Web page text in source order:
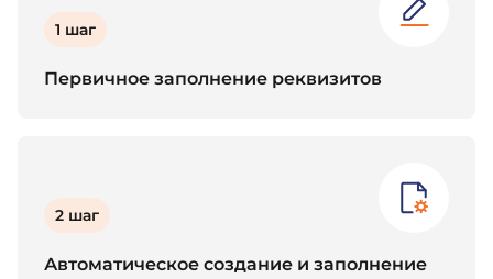
1 шаг
Первичное заполнение реквизитов
2 шаг
Автоматическое создание и заполнение